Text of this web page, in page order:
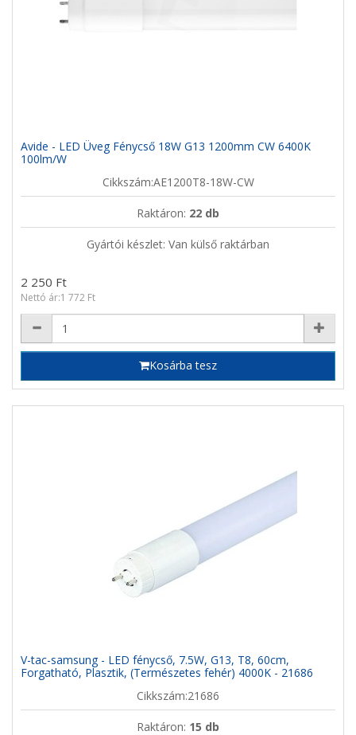
Avide - LED Üveg Fénycső 18W G13 1200mm CW 6400K
100lm/W
Cikkszám:AE1200T8-18W-CW
Raktáron: 22 db
Gyártói készlet: Van külső raktárban
2 250 Ft
Nettó ár:1 772 Ft
Kosárba tesz
V-tac-samsung - LED fénycső, 7.5W, G13, T8, 60cm,
Forgatható, Plasztik, (Természetes fehér) 4000K - 21686
Cikkszám:21686
Raktáron: 15 db